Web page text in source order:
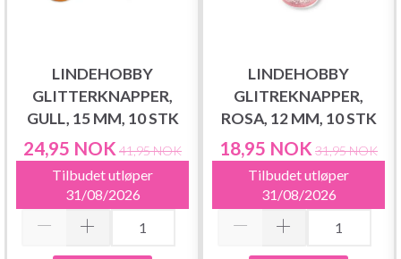
LINDEHOBBY
GLITTERKNAPPER,
GULL, 15 MM, 10 STK
24,95 NOK 41,95 NOK
Tilbudet utløper
31/08/2026
LINDEHOBBY
GLITREKNAPPER,
ROSA, 12 MM, 10 STK
18,95 NOK 31,95 NOK
Tilbudet utløper
31/08/2026